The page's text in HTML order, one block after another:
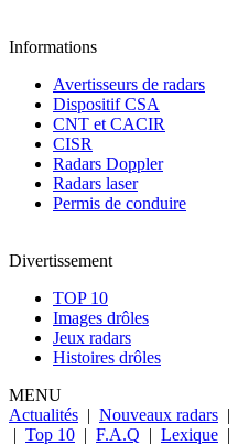
Informations
Avertisseurs de radars
Dispositif CSA
CNT et CACIR
CISR
Radars Doppler
Radars laser
Permis de conduire
Divertissement
TOP 10
Images drôles
Jeux radars
Histoires drôles
MENU
Actualités | Nouveaux radars |
| Top 10 | F.A.Q | Lexique |